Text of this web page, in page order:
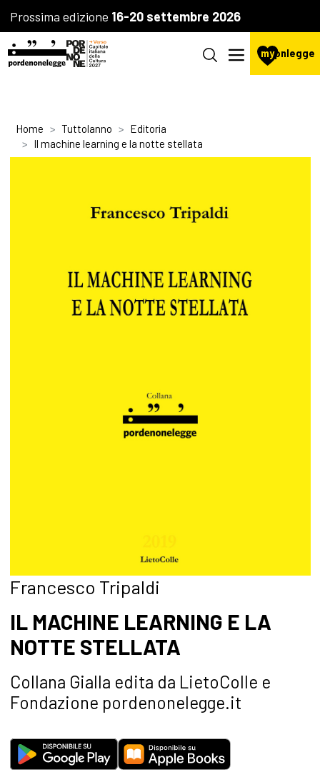
Prossima edizione 16-20 settembre 2026
mypnlegge
Home Tuttolanno
Editoria
Il machine learning e la notte stellata
Francesco Tripaldi
IL MACHINE LEARNING E LA
NOTTE STELLATA
Collana Gialla edita da LietoColle e
Fondazione pordenonelegge.it